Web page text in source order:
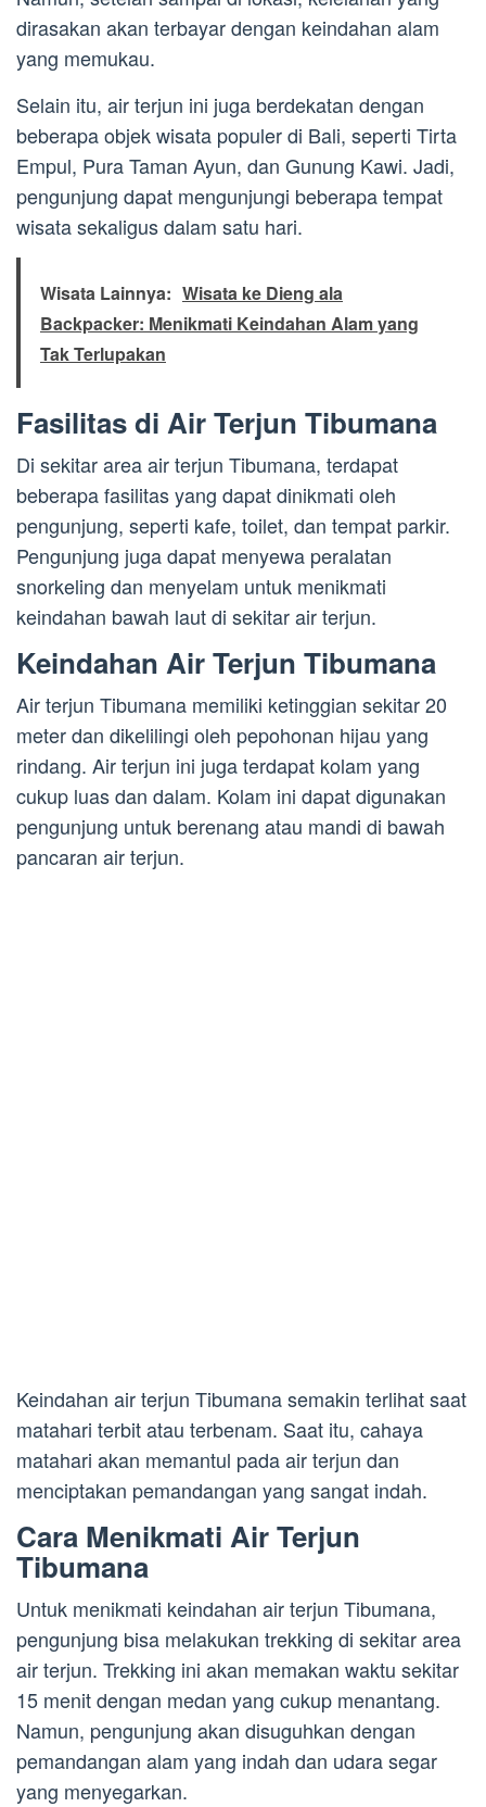
dirasakan akan terbayar dengan keindahan alam
yang memukau.
Selain itu, air terjun ini juga berdekatan dengan
beberapa objek wisata populer di Bali, seperti Tirta
Empul, Pura Taman Ayun, dan Gunung Kawi. Jadi,
pengunjung dapat mengunjungi beberapa tempat
wisata sekaligus dalam satu hari.
Wisata Lainnya: Wisata ke Dieng ala
Backpacker: Menikmati Keindahan Alam yang
Tak Terlupakan
Fasilitas di Air Terjun Tibumana
Di sekitar area air terjun Tibumana, terdapat
beberapa fasilitas yang dapat dinikmati oleh
pengunjung, seperti kafe, toilet, dan tempat parkir.
Pengunjung juga dapat menyewa peralatan
snorkeling dan menyelam untuk menikmati
keindahan bawah laut di sekitar air terjun.
Keindahan Air Terjun Tibumana
Air terjun Tibumana memiliki ketinggian sekitar 20
meter dan dikelilingi oleh pepohonan hijau yang
rindang. Air terjun ini juga terdapat kolam yang
cukup luas dan dalam. Kolam ini dapat digunakan
pengunjung untuk berenang atau mandi di bawah
pancaran air terjun.
Keindahan air terjun Tibumana semakin terlihat saat
matahari terbit atau terbenam. Saat itu, cahaya
matahari akan memantul pada air terjun dan
menciptakan pemandangan yang sangat indah.
Cara Menikmati Air Terjun
Tibumana
Untuk menikmati keindahan air terjun Tibumana,
pengunjung bisa melakukan trekking di sekitar area
air terjun. Trekking ini akan memakan waktu sekitar
15 menit dengan medan yang cukup menantang.
Namun, pengunjung akan disuguhkan dengan
pemandangan alam yang indah dan udara segar
yang menyegarkan.